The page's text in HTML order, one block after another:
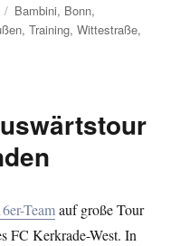
Schlagwörter
Bambini, Bonn,
,Training,Wittestraße,
Teamauf große Tour
FC Kerkrade-West. In